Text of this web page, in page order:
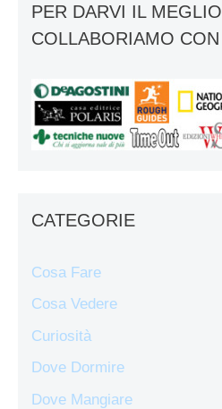
PER DARVI IL MEGLIO
COLLABORIAMO CON
CATEGORIE
Cosa Fare
Cosa Vedere
Curiosità
Dove Dormire
Dove Mangiare